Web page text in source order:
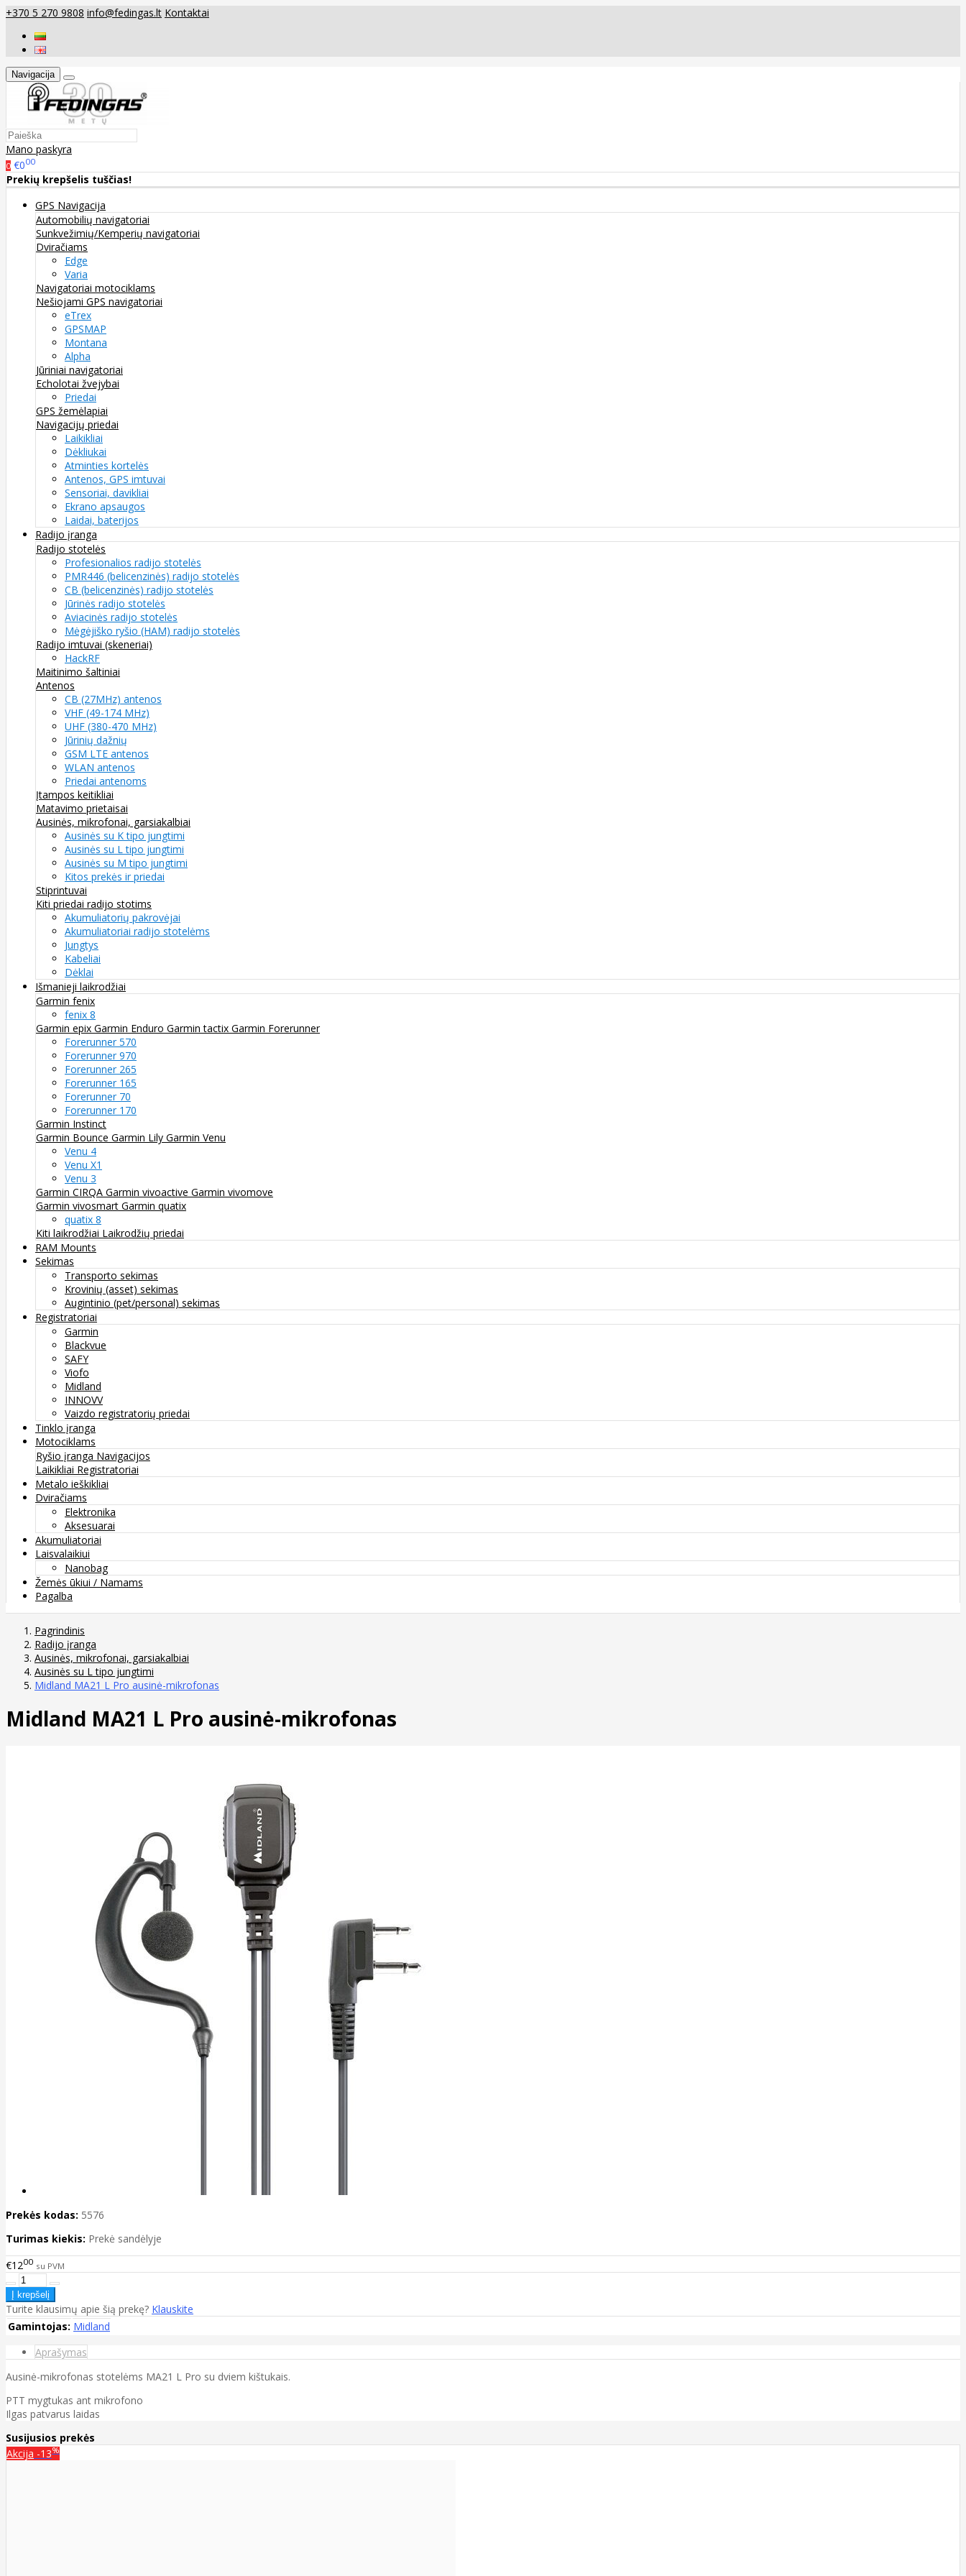
+370 5 270 9808 info@fedingas.lt Kontaktai
Navigacija
Mano paskyra
0 €000
Prekių krepšelis tuščias!
GPS Navigacija
Automobilių navigatoriai
Sunkvežimių/Kemperių navigatoriai
Dviračiams
Edge
Varia
Navigatoriai motociklams
Nešiojami GPS navigatoriai
eTrex
GPSMAP
Montana
Alpha
Jūriniai navigatoriai
Echolotai žvejybai
Priedai
GPS žemėlapiai
Navigacijų priedai
Laikikliai
Dėkliukai
Atminties kortelės
Antenos, GPS imtuvai
Sensoriai, davikliai
Ekrano apsaugos
Laidai, baterijos
Radijo įranga
Radijo stotelės
Profesionalios radijo stotelės
PMR446 (belicenzinės) radijo stotelės
CB (belicenzinės) radijo stotelės
Jūrinės radijo stotelės
Aviacinės radijo stotelės
Mėgėjiško ryšio (HAM) radijo stotelės
Radijo imtuvai (skeneriai)
HackRF
Maitinimo šaltiniai
Antenos
CB (27MHz) antenos
VHF (49-174 MHz)
UHF (380-470 MHz)
Jūrinių dažnių
GSM LTE antenos
WLAN antenos
Priedai antenoms
Įtampos keitikliai
Matavimo prietaisai
Ausinės, mikrofonai, garsiakalbiai
Ausinės su K tipo jungtimi
Ausinės su L tipo jungtimi
Ausinės su M tipo jungtimi
Kitos prekės ir priedai
Stiprintuvai
Kiti priedai radijo stotims
Akumuliatorių pakrovėjai
Akumuliatoriai radijo stotelėms
Jungtys
Kabeliai
Dėklai
Išmanieji laikrodžiai
Garmin fenix
fenix 8
Garmin epix Garmin Enduro Garmin tactix Garmin Forerunner
Forerunner 570
Forerunner 970
Forerunner 265
Forerunner 165
Forerunner 70
Forerunner 170
Garmin Instinct
Garmin Bounce Garmin Lily Garmin Venu
Venu 4
Venu X1
Venu 3
Garmin CIRQA Garmin vivoactive Garmin vivomove
Garmin vivosmart Garmin quatix
quatix 8
Kiti laikrodžiai Laikrodžių priedai
RAM Mounts
Sekimas
Transporto sekimas
Krovinių (asset) sekimas
Augintinio (pet/personal) sekimas
Registratoriai
Garmin
Blackvue
SAFY
Viofo
Midland
INNOVV
Vaizdo registratorių priedai
Tinklo įranga
Motociklams
Ryšio įranga Navigacijos
Laikikliai Registratoriai
Metalo ieškikliai
Dviračiams
Elektronika
Aksesuarai
Akumuliatoriai
Laisvalaikiui
Nanobag
Žemės ūkiui / Namams
Pagalba
Pagrindinis
Radijo įranga
Ausinės, mikrofonai, garsiakalbiai
Ausinės su L tipo jungtimi
Midland MA21 L Pro ausinė-mikrofonas
Midland MA21 L Pro ausinė-mikrofonas
Prekės kodas: 5576
Turimas kiekis: Prekė sandėlyje
€1200 su PVM
Turite klausimų apie šią prekę? Klauskite
Gamintojas: Midland
Aprašymas
Ausinė-mikrofonas stotelėms MA21 L Pro su dviem kištukais.
PTT mygtukas ant mikrofono
Ilgas patvarus laidas
Susijusios prekės
Akcija -13%